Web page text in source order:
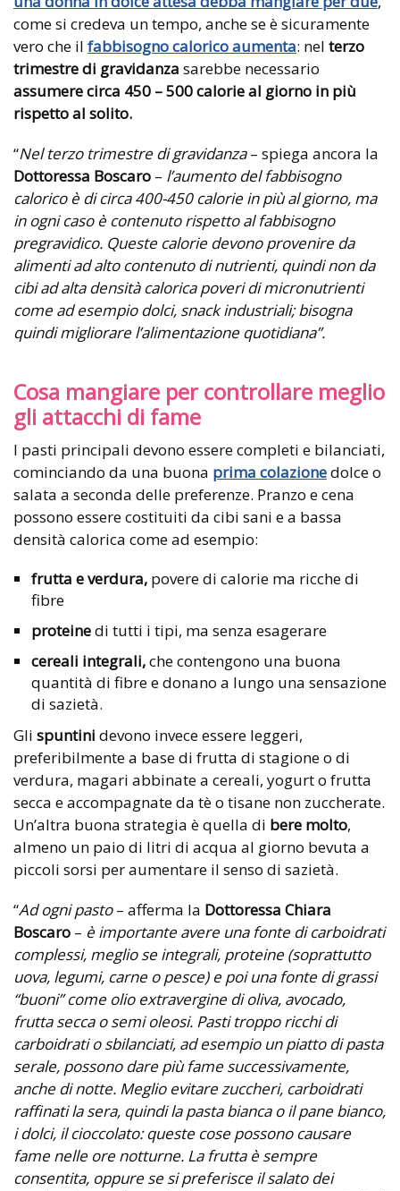
come si credeva un tempo, anche se è sicuramente
vero che il fabbisogno calorico aumenta: nel terzo
trimestre di gravidanza sarebbe necessario
assumere circa 450 – 500 calorie al giorno in più
rispetto al solito.
“Nel terzo trimestre di gravidanza– spiega ancora la
Dottoressa Boscaro – l’aumento del fabbisogno
calorico è di circa 400-450 calorie in più al giorno, ma
in ogni caso è contenuto rispetto al fabbisogno
pregravidico. Queste calorie devono provenire da
alimenti ad alto contenuto di nutrienti, quindi non da
cibi ad alta densità calorica poveri di micronutrienti
come ad esempio dolci, snack industriali; bisogna
quindi migliorare l’alimentazione quotidiana”.
Cosa mangiare per controllare meglio
gli attacchi di fame
I pasti principali devono essere completi e bilanciati,
cominciando da una buona prima colazionedolce o
salata a seconda delle preferenze. Pranzo e cena
possono essere costituiti da cibi sani e a bassa
densità calorica come ad esempio:
frutta e verdura, povere di calorie ma ricche di
fibre
proteinedi tutti i tipi, ma senza esagerare
cereali integrali,che contengono una buona
quantità di fibre e donano a lungo una sensazione
di sazietà.
Gli spuntini devono invece essere leggeri,
preferibilmente a base di frutta di stagione o di
verdura, magari abbinate a cereali, yogurt o frutta
secca e accompagnate da tè o tisane non zuccherate.
Un’altra buona strategia è quella di bere molto,
almeno un paio di litri di acqua al giorno bevuta a
piccoli sorsi per aumentare il senso di sazietà.
“Ad ogni pasto– afferma la Dottoressa Chiara
Boscaro – è importante avere una fonte di carboidrati
complessi, meglio se integrali, proteine (soprattutto
uova, legumi, carne o pesce) e poi una fonte di grassi
“buoni” come olio extravergine di oliva, avocado,
frutta secca o semi oleosi. Pasti troppo ricchi di
carboidrati o sbilanciati, ad esempio un piatto di pasta
serale, possono dare più fame successivamente,
anche di notte. Meglio evitare zuccheri, carboidrati
raffinati la sera, quindi la pasta bianca o il pane bianco,
i dolci, il cioccolato: queste cose possono causare
fame nelle ore notturne. La frutta è sempre
consentita, oppure se si preferisce il salato dei